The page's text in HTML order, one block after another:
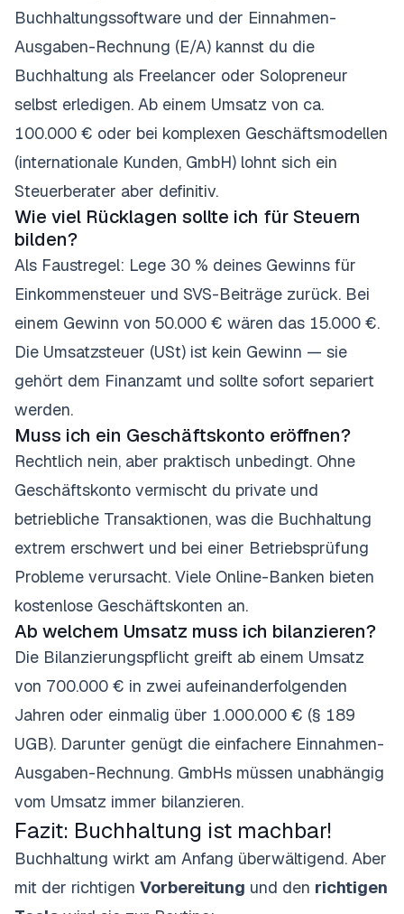
Buchhaltungssoftware und der Einnahmen-
Ausgaben-Rechnung (E/A) kannst du die
Buchhaltung als Freelancer oder Solopreneur
selbst erledigen. Ab einem Umsatz von ca.
100.000 € oder bei komplexen Geschäftsmodellen
(internationale Kunden, GmbH) lohnt sich ein
Steuerberater aber definitiv.
Wie viel Rücklagen sollte ich für Steuern
bilden?
Als Faustregel: Lege 30 % deines Gewinns für
Einkommensteuer und SVS-Beiträge zurück. Bei
einem Gewinn von 50.000 € wären das 15.000 €.
Die Umsatzsteuer (USt) ist kein Gewinn — sie
gehört dem Finanzamt und sollte sofort separiert
werden.
Muss ich ein Geschäftskonto eröffnen?
Rechtlich nein, aber praktisch unbedingt. Ohne
Geschäftskonto vermischt du private und
betriebliche Transaktionen, was die Buchhaltung
extrem erschwert und bei einer Betriebsprüfung
Probleme verursacht. Viele Online-Banken bieten
kostenlose Geschäftskonten an.
Ab welchem Umsatz muss ich bilanzieren?
Die Bilanzierungspflicht greift ab einem Umsatz
von 700.000 € in zwei aufeinanderfolgenden
Jahren oder einmalig über 1.000.000 € (§ 189
UGB). Darunter genügt die einfachere Einnahmen-
Ausgaben-Rechnung. GmbHs müssen unabhängig
vom Umsatz immer bilanzieren.
Fazit: Buchhaltung ist machbar!
Buchhaltung wirkt am Anfang überwältigend. Aber
mit der richtigen Vorbereitung und den richtigen